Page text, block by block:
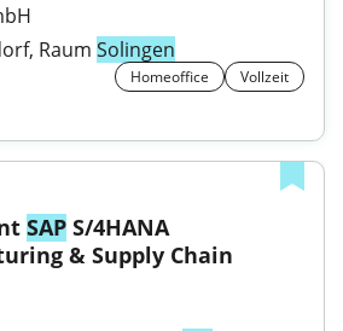
Raum Solingen
Homeoffice Vollzeit
SAP S/4HANA
& Supply Chain